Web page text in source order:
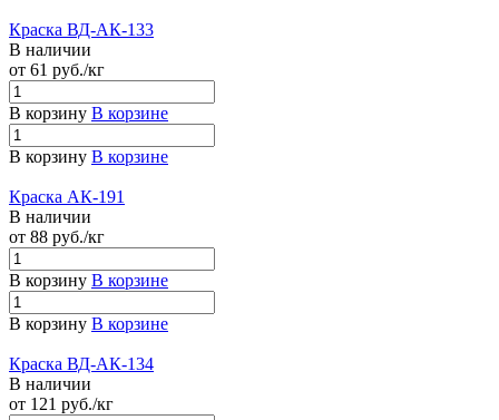
Краска ВД-АК-133
В наличии
от 61 руб./кг
В корзину В корзине
В корзину В корзине
Краска АК-191
В наличии
от 88 руб./кг
В корзину В корзине
В корзину В корзине
Краска ВД-АК-134
В наличии
от 121 руб./кг